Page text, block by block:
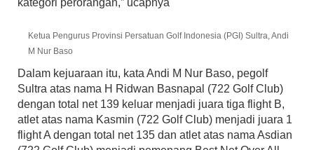
Ketua Pengurus Provinsi Persatuan Golf Indonesia (PGI) Sultra, Andi
M Nur Baso
Dalam kejuaraan itu, kata Andi M Nur Baso, pegolf
Sultra atas nama H Ridwan Basnapal (722 Golf Club)
dengan total net 139 keluar menjadi juara tiga flight B,
atlet atas nama Kasmin (722 Golf Club) menjadi juara 1
flight A dengan total net 135 dan atlet atas nama Asdian